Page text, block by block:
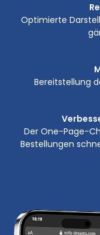
Optimierte
Bereitstellung
Der One-Page-
Bestellungen